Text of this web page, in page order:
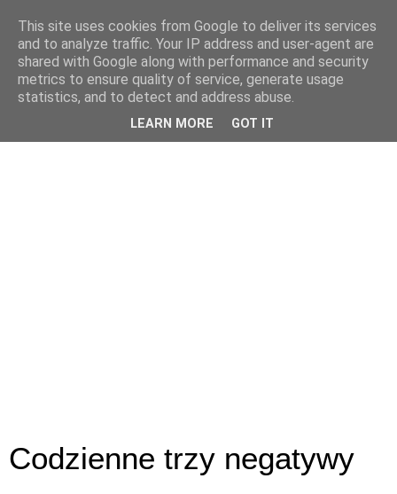
Codzienne trzy negatywy
This site uses cookies from Google to deliver its services
and to analyze traffic. Your IP address and user-agent are
shared with Google along with performance and security
metrics to ensure quality of service, generate usage
statistics, and to detect and address abuse.
LEARN MORE GOT IT